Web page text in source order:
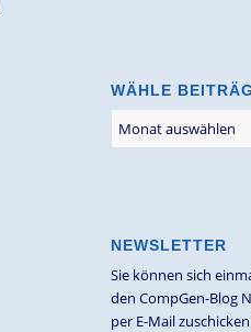
WÄHLE
NEWSLETTER
Sie können sich
den CompGen-Blog
per E-Mail